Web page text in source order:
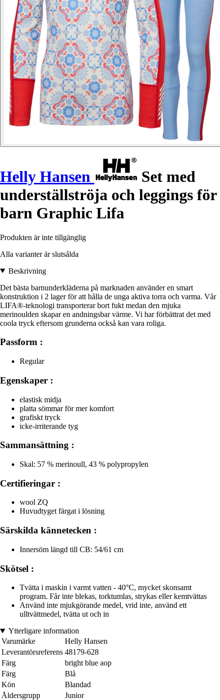
Helly Hansen
Set med
underställströja och leggings för
barn Graphic Lifa
Produkten är inte tillgänglig
Alla varianter är slutsålda
Beskrivning
Det bästa barnunderkläderna på marknaden använder en smart
konstruktion i 2 lager för att hålla de unga aktiva torra och varma. Vår
LIFA®-teknologi transporterar bort fukt medan den mjuka
merinoulden skapar en andningsbar värme. Vi har förbättrat det med
coola tryck eftersom grunderna också kan vara roliga.
Passform :
Regular
Egenskaper :
elastisk midja
platta sömmar för mer komfort
grafiskt tryck
icke-irriterande tyg
Sammansättning :
Skal: 57 % merinoull, 43 % polypropylen
Certifieringar :
wool ZQ
Huvudtyget färgat i lösning
Särskilda kännetecken :
Innersöm längd till CB: 54/61 cm
Skötsel :
Tvätta i maskin i varmt vatten - 40°C, mycket skonsamt
program. Får inte blekas, torktumlas, strykas eller kemtvättas
Använd inte mjukgörande medel, vrid inte, använd ett
ulltvättmedel, tvätta ut och in
Ytterligare information
Varumärke
Helly Hansen
Leverantörsreferens 48179-628
Färg
bright blue aop
Färg
Blå
Kön
Blandad
Åldersgrupp
Junior